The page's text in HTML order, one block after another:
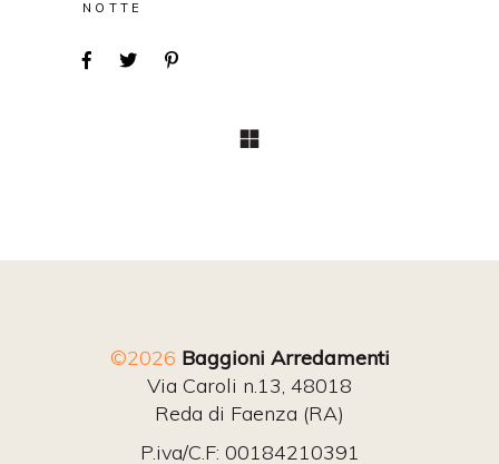
NOTTE
©2026 Baggioni Arredamenti
Via Caroli n.13, 48018
Reda di Faenza (RA)
P.iva/C.F: 00184210391